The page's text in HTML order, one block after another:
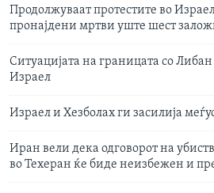
Продолжуваат протестите во
пронајдени мртви уште шест
Ситуацијата на границата со
Израел
Израел и Хезболах ги засилија
Иран вели дека одговорот на
во Техеран ќе биде неизбежен и